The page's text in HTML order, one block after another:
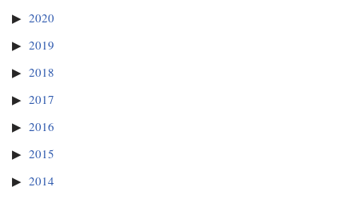
2020
2019
2018
2017
2016
2015
2014